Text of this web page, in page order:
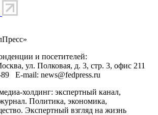
»
и посетителей:
, ул. Полковая, д. 3, стр. 3, офис 211
E-mail: news@fedpress.ru
холдинг: экспертный канал,
Политика, экономика,
Экспертный взгляд на жизнь